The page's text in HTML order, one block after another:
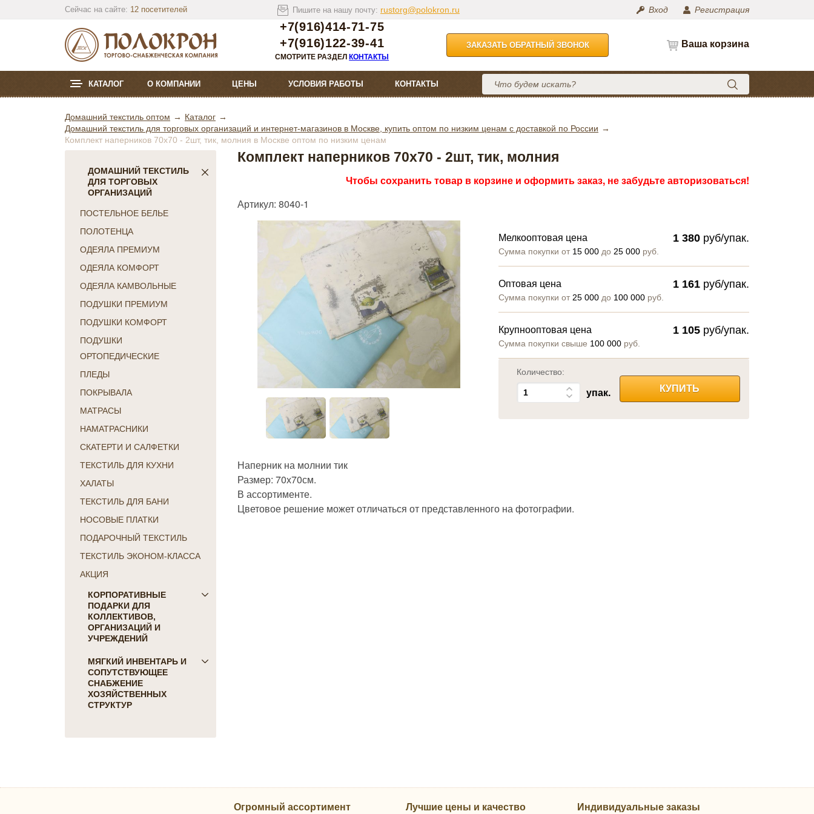
Сейчас на сайте: 12 посетителей Пишите на нашу почту: rustorg@polokron.ru Вход Регистрация
+7(916)414-71-75
+7(916)122-39-41
СМОТРИТЕ РАЗДЕЛКОНТАКТЫ
ЗАКАЗАТЬ ОБРАТНЫЙ ЗВОНОК Ваша корзина
КАТАЛОГ О КОМПАНИИ ЦЕНЫ УСЛОВИЯ РАБОТЫ КОНТАКТЫ
Домашний текстиль оптом
Каталог
Домашний текстиль для торговых организаций и интернет-магазинов в Москве, купить оптом по низким ценам с доставкой по России
Комплект наперников 70х70 - 2шт, тик, молния в Москве оптом по низким ценам
ДОМАШНИЙ ТЕКСТИЛЬ
ДЛЯ ТОРГОВЫХ
ОРГАНИЗАЦИЙ
ПОСТЕЛЬНОЕ БЕЛЬЕ
ПОЛОТЕНЦА
ОДЕЯЛА ПРЕМИУМ
ОДЕЯЛА КОМФОРТ
ОДЕЯЛА КАМВОЛЬНЫЕ
ПОДУШКИ ПРЕМИУМ
ПОДУШКИ КОМФОРТ
ПОДУШКИ
ОРТОПЕДИЧЕСКИЕ
ПЛЕДЫ
ПОКРЫВАЛА
МАТРАСЫ
НАМАТРАСНИКИ
СКАТЕРТИ И САЛФЕТКИ
ТЕКСТИЛЬ ДЛЯ КУХНИ
ХАЛАТЫ
ТЕКСТИЛЬ ДЛЯ БАНИ
НОСОВЫЕ ПЛАТКИ
ПОДАРОЧНЫЙ ТЕКСТИЛЬ
ТЕКСТИЛЬ ЭКОНОМ-КЛАССА
АКЦИЯ
КОРПОРАТИВНЫЕ
ПОДАРКИ ДЛЯ
КОЛЛЕКТИВОВ,
ОРГАНИЗАЦИЙ И
УЧРЕЖДЕНИЙ
ПОДАРКИ ДЛЯ КОГО:
Женщинам
Коллегам
Мужчинам
День Победы
МЯГКИЙ ИНВЕНТАРЬ И
СОПУТСТВУЮЩЕЕ
СНАБЖЕНИЕ
ХОЗЯЙСТВЕННЫХ
СТРУКТУР
Комплект наперников 70х70 - 2шт, тик, молния
Чтобы сохранить товар в корзине и оформить заказ, не забудьте авторизоваться!
Артикул: 8040-1
Мелкооптовая цена
Сумма покупки от 15 000до 25 000руб.
1 380 руб/упак.
Оптовая цена
Сумма покупки от 25 000до 100 000руб.
1 161 руб/упак.
Крупнооптовая цена
Сумма покупки свыше 100 000руб.
1 105 руб/упак.
Количество:
упак. КУПИТЬ
Наперник на молнии тик
Размер: 70х70см.
В ассортименте.
Цветовое решение может отличаться от представленного на фотографии.
Огромный ассортимент Лучшие цены и качество Индивидуальные заказы